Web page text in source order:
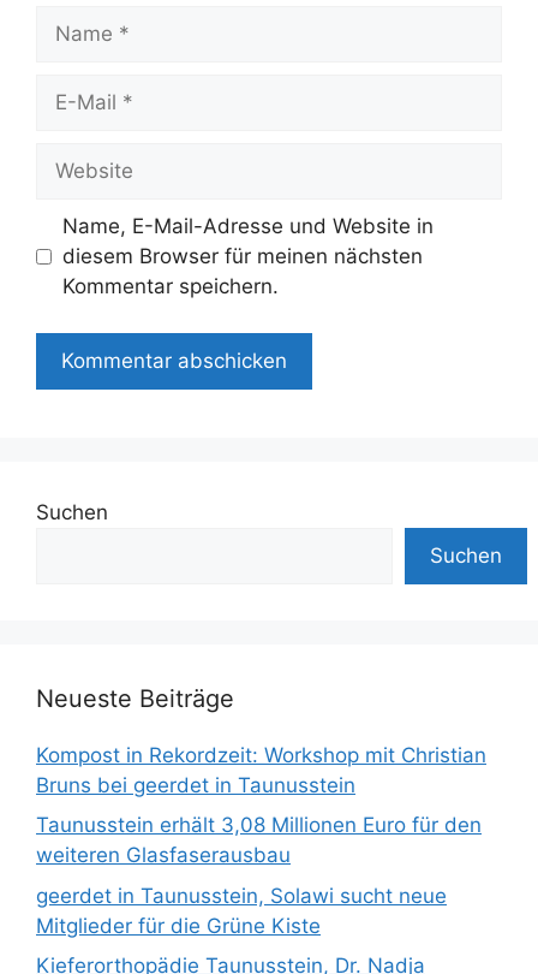
Name
Website
Name, E-Mail-Adresse und Website in
diesem Browser für meinen nächsten
Kommentar speichern.
Suchen
Suchen
Neueste Beiträge
Kompost in Rekordzeit: Workshop mit Christian
Bruns bei geerdet in Taunusstein
Taunusstein erhält 3,08 Millionen Euro für den
weiteren Glasfaserausbau
geerdet in Taunusstein, Solawi sucht neue
Mitglieder für die Grüne Kiste
Kieferorthopädie Taunusstein, Dr. Nadja